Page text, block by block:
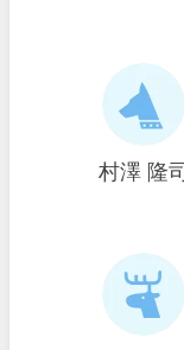
村澤 隆司